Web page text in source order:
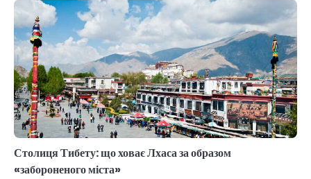
Столиця Тибету: що ховає Лхаса за образом
«забороненого міста»